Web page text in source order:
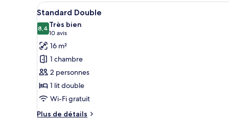
Afficher
toutes
les
photos
pour
ce
type
de
chambre :
Standard
Une chambre d’hôtel avec
4
Standard Double
8,48,4 sur 10
Très bien
10 avis
(10 avis)
16 m²
1 chambre
2 personnes
1 lit double
Wi-Fi gratuit
Plus de détails
Plus